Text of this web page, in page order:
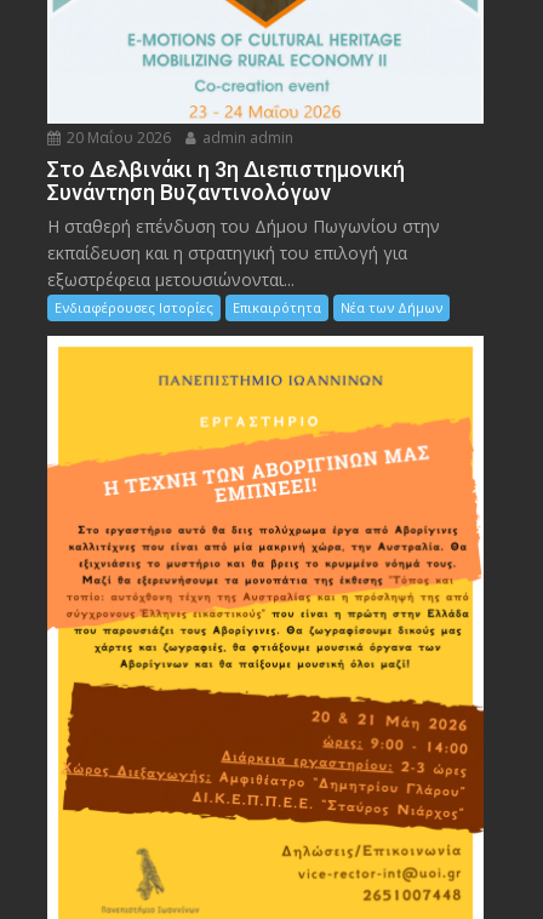
20 Μαΐου 2026 admin admin
Στο Δελβινάκι η 3η Διεπιστημονική
Συνάντηση Βυζαντινολόγων
Η σταθερή επένδυση του Δήμου Πωγωνίου στην
εκπαίδευση και η στρατηγική του επιλογή για
εξωστρέφεια μετουσιώνονται...
Ενδιαφέρουσες Ιστορίες Επικαιρότητα Νέα των Δήμων